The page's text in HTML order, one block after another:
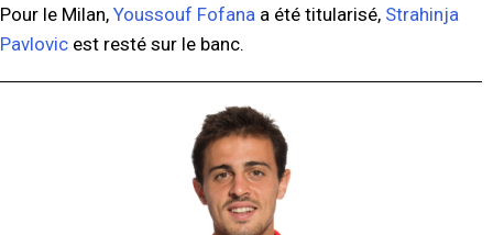
Pour le Milan, Youssouf Fofana a été titularisé, Strahinja
Pavlovic est resté sur le banc.